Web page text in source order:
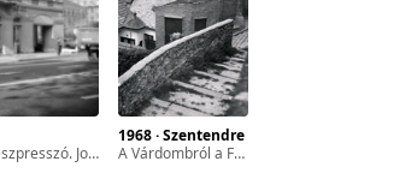
(ekkor még névtelen).
1968 · Szentendre
a Várdombról a Fő (Marx) térre vezető Hild (ekkor névtelen) lépcső. Balra a Városháza Rákóczi Ferenc utcai oldalhomlokzata látható.